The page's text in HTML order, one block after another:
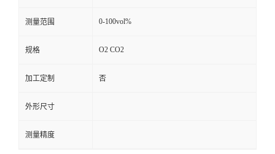
言
测量范围 0-100vol%
规格 O2 CO2
加工定制 否
外形尺寸
测量精度